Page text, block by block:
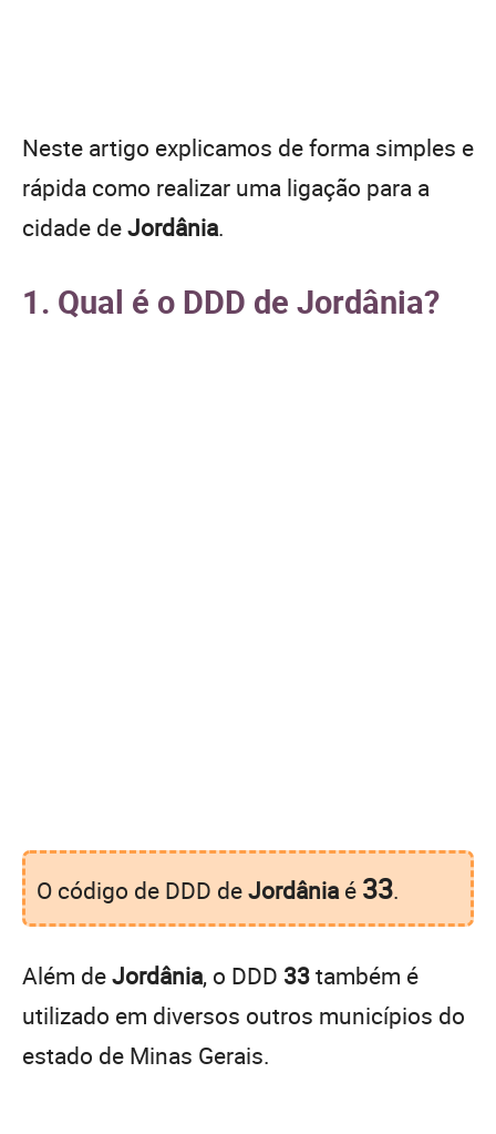
Neste artigo explicamos de forma simples e
rápida como realizar uma ligação para a
cidade deJordânia.
1. Qual é o DDD de Jordânia?
O código de DDD deJordânia é 33.
Além deJordânia, o DDD 33também é
utilizado em diversos outros municípios do
estado de Minas Gerais.